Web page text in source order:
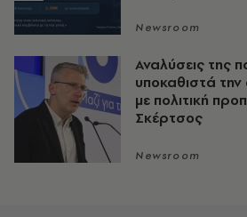
Newsroom
Αναλύσεις της
υποκαθιστά την
με πολιτική
Σκέρτσος
Newsroom